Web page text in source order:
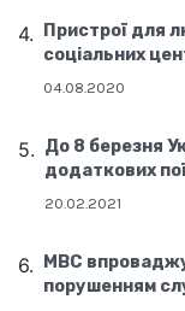
Пристрої для
соціальних
04.08.2020
До 8 березня
додаткових
20.02.2021
МВС
порушенням